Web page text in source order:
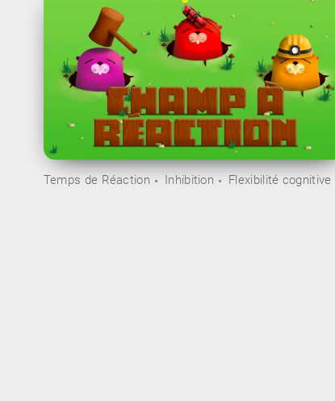
Temps de Réaction Inhibition Flexibilité cognitive